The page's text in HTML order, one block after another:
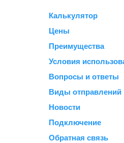
Калькулятор
Цены
Преимущества
Условия
Вопросы и ответы
Виды отправлений
Новости
Подключение
Обратная связь